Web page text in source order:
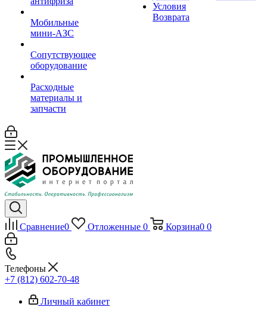
Мобильные
мини-АЗС
Сопутствующее
оборудование
Расходные
материалы и
запчасти
Условия
Возврата
Сравнение0 Отложенные 0 Корзина0 0
Телефоны
+7 (812) 602-70-48
Личный кабинет